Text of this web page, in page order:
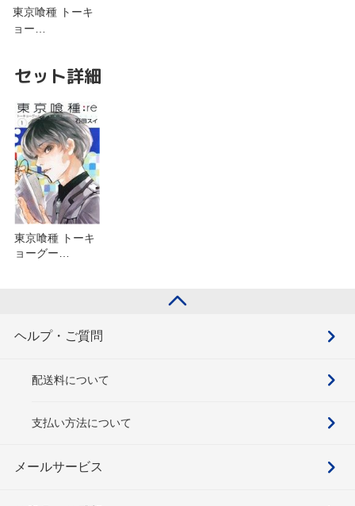
東京喰種 トーキ
ョー…
セット詳細
東京喰種 トーキ
ョーグー
ヘルプ・ご質問
配送料について
支払い方法について
メールサービス